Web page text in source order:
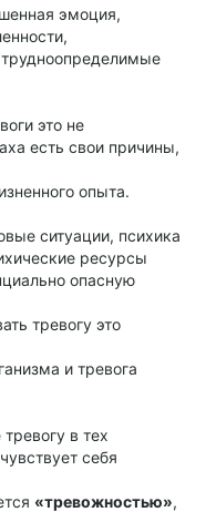
эмоция,
это не
есть свои причины,
опыта.
ситуации, психика
ресурсы
опасную
тревогу это
и тревога
в тех
себя
«тревожностью»,